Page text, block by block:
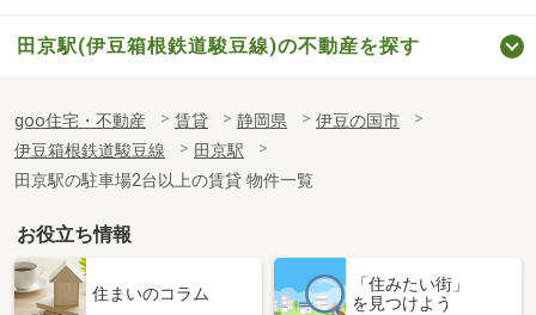
田京駅(伊豆箱根鉄道駿豆線)の不動産を探す
goo住宅・不動産 賃貸 静岡県
伊豆の国市
伊豆箱根鉄道駿豆線
田京駅
田京駅の駐車場2台以上の賃貸 物件一覧
お役立ち情報
住まいのコラム
「住みたい街」
を見つけよう